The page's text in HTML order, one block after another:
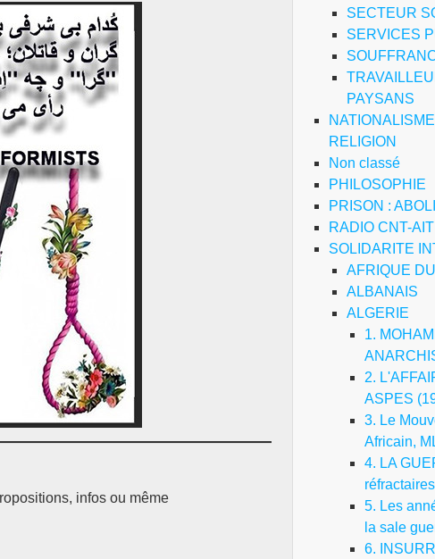
infos ou même
SECTEUR
SERVICES
PAYSANS
RELIGION
Non classé
PHILOSOPHIE
PRISON :
RADIO CNT-AIT
SOLIDARITE
AFRIQUE
ALBANAIS
ALGERIE
1.
2.
ASPES
3. Le
Africain,
4. LA
5. Les
la sale
6.